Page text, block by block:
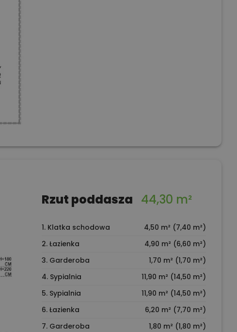
Rzut poddasza 44,30 m²
1. Klatka schodowa
4,50 m² (7,40 m²)
2. Łazienka
4,90 m² (6,60 m²)
3. Garderoba
1,70 m² (1,70 m²)
4. Sypialnia
11,90 m² (14,50 m²)
5. Sypialnia
11,90 m² (14,50 m²)
6. Łazienka
6,20 m² (7,70 m²)
7. Garderoba
1,80 m² (1,80 m²)